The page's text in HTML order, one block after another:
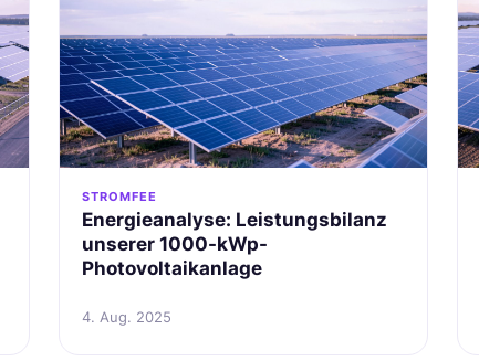
STROMFEE
Energieanalyse: Leistungsbilanz
unserer 1000-kWp-
Photovoltaikanlage
4. Aug. 2025